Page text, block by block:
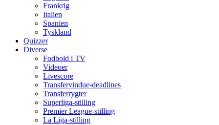
Frankrig
Italien
Spanien
Tyskland
Quizzer
Diverse
Fodbold i TV
Videoer
Livescore
Transfervindue-deadlines
Transferrygter
Superliga-stilling
Premier League-stilling
La Liga-stilling